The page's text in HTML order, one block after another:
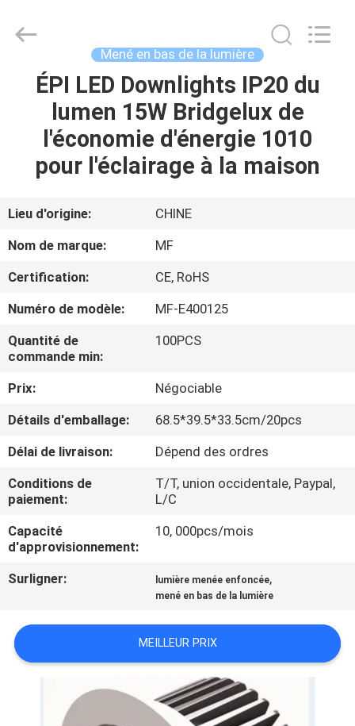
MAISON
PRODUITS
VIDÉOS
A
DE
NOUS
VISITE
D'USINE
CONTRÔLE
DE
QUALITÉ
CONTACTEZ-
NOUS
DEMANDEZ
CITATION
Ming
Feng
Mené en bas de la lumière
ÉPI LED Downlights IP20 du
lumen 15W Bridgelux de
l'économie d'énergie 1010
pour l'éclairage à la maison
Lieu d'origine:
CHINE
Nom de marque:
MF
Certification:
CE, RoHS
Numéro de modèle:
MF-E400125
Quantité de
commande min:
100PCS
Prix:
Négociable
Détails d'emballage:
68.5*39.5*33.5cm/20pcs
Délai de livraison:
Dépend des ordres
Conditions de
paiement:
T/T, union occidentale, Paypal,
L/C
Capacité
d'approvisionnement:
10, 000pcs/mois
Surligner: lumière menée enfoncée,
mené en bas de la lumière
MEILLEUR PRIX